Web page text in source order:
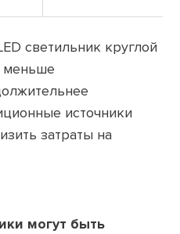
светильник круглой
источники
затраты на
могут быть